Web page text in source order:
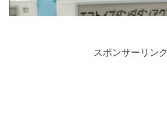
スポンサーリンク